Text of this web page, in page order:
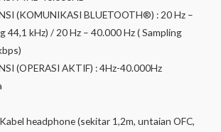
(KOMUNIKASI BLUETOOTH®) : 20 Hz –
44,1 kHz) / 20 Hz – 40.000 Hz ( Sampling
(OPERASI AKTIF) : 4Hz-40.000Hz
headphone (sekitar 1,2m, untaian OFC,